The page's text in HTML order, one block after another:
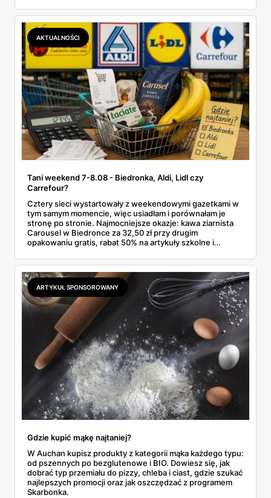
zawsze wygrywa — ta sama kawa ziarnista kosztuje w
Makro ponad dwa razy więcej niż w weekendowej
promocji dyskontu.
AKTUALNOŚCI
Tani weekend 7-8.08 - Biedronka, Aldi, Lidl czy
Carrefour?
Cztery sieci wystartowały z weekendowymi gazetkami w
tym samym momencie, więc usiadłam i porównałam je
stronę po stronie. Najmocniejsze okazje: kawa ziarnista
Carousel w Biedronce za 32,50 zł przy drugim
opakowaniu gratis, rabat 50% na artykuły szkolne i
2,99 zł za kilogram, ale wyłącznie w sobotę z aplikacją. Aldi
odpowiada masłem za 2,99 zł. Werdykt w skrócie:
najwięcej wyciśniesz z Biedronki, po świeże warzywa jedź
do Aldi.
ARTYKUŁ SPONSOROWANY
Gdzie kupić mąkę najtaniej?
W Auchan kupisz produkty z kategorii mąka każdego typu:
od pszennych po bezglutenowe i BIO. Dowiesz się, jak
dobrać typ przemiału do pizzy, chleba i ciast, gdzie szukać
najlepszych promocji oraz jak oszczędzać z programem
Skarbonka.